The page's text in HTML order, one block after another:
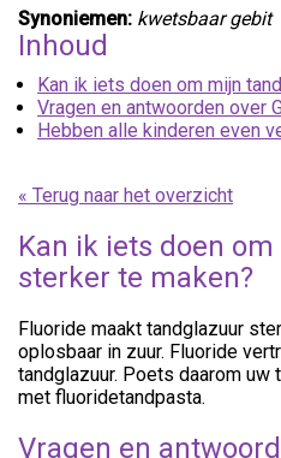
Synoniemen: kwetsbaar gebit
Inhoud
Kan ik iets doen om mijn
Vragen en antwoorden over
Hebben alle kinderen even
« Terug naar het overzicht
Kan ik iets doen
sterker te maken?
Fluoride maakt tandglazuur
oplosbaar in zuur. Fluoride
tandglazuur. Poets daarom uw
met fluoridetandpasta.
Vragen en